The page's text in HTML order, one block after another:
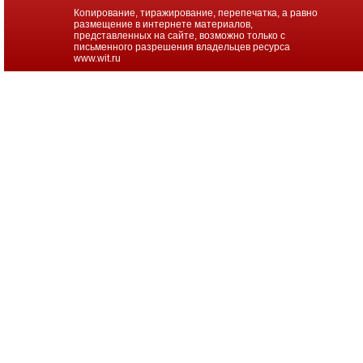
Копирование, тиражирование, перепечатка, а равно
размещение в интернете материалов,
представленных на сайте, возможно только с
письменного разрешения владельцев ресурса
www.wit.ru